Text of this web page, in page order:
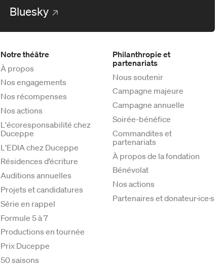
Bluesky
Notre théâtre
À propos
Nos engagements
Nos récompenses
Nos actions
L'écoresponsabilité chez
Duceppe
L'EDIA chez Duceppe
Résidences d’écriture
Auditions annuelles
Projets et candidatures
Série en rappel
Formule 5 à 7
Productions en tournée
Prix Duceppe
50 saisons
Philanthropie et
partenariats
Nous soutenir
Campagne majeure
Campagne annuelle
Soirée-bénéfice
Commandites et
partenariats
À propos de la fondation
Bénévolat
Nos actions
Partenaires et donateur·ice·s